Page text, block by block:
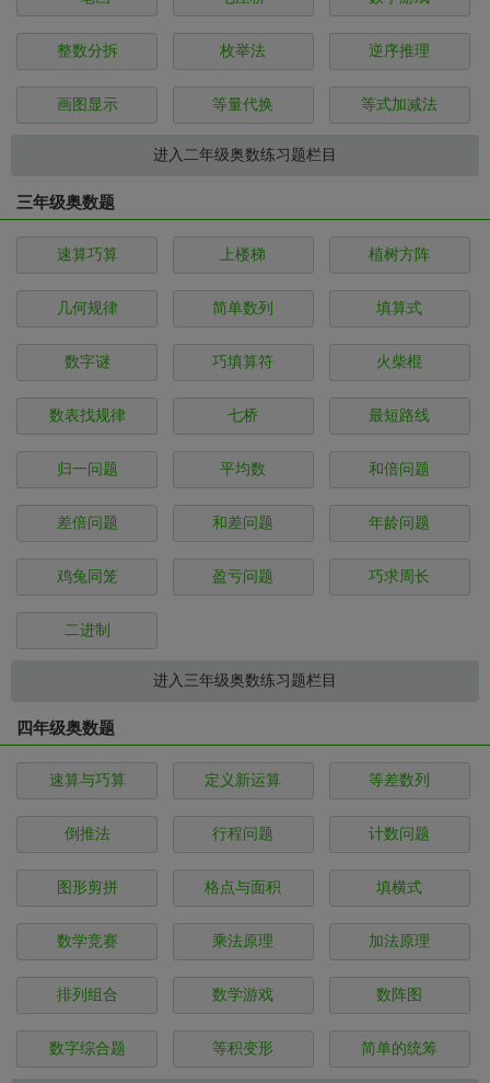
整数分拆 枚举法 逆序推理
画图显示 等量代换 等式加减法
进入二年级奥数练习题栏目
三年级奥数题
速算巧算 上楼梯 植树方阵
几何规律 简单数列 填算式
数字谜 巧填算符 火柴棍
数表找规律 七桥 最短路线
归一问题 平均数 和倍问题
差倍问题 和差问题 年龄问题
鸡兔同笼 盈亏问题 巧求周长
二进制
进入三年级奥数练习题栏目
四年级奥数题
速算与巧算 定义新运算 等差数列
倒推法 行程问题 计数问题
图形剪拼 格点与面积 填横式
数学竞赛 乘法原理 加法原理
排列组合 数学游戏 数阵图
数字综合题 等积变形 简单的统筹